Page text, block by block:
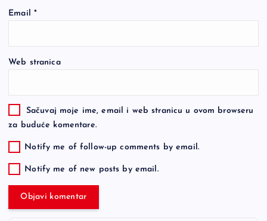
Email *
Web stranica
Sačuvaj moje ime, email i web stranicu u ovom browseru
za buduće komentare.
Notify me of follow-up comments by email.
Notify me of new posts by email.